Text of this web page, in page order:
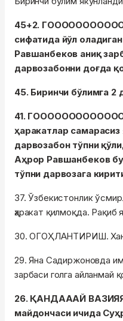
45+2.
сифатида йўл
Равшанбеков аниқ
дарвозабонни доғда
45. Биринчи бўлимга
41.
ҳаракатлар
дарвозабон тўпни
Аҳрор Равшанбеков
тўпни дарвозага
37. Ўзбекистонлик
ҳаракат қилмоқда. Рақиб
30. ОГОҲЛАНТИРИШ. Хан
29. Яна Садиржоновда
зарбаси голга айланмай
26. ҚАНДАААЙ
майдончаси ичида